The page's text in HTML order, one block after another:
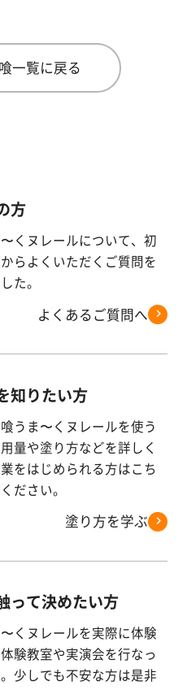
一覧に戻る
方
くヌレールについて、初
らよくいただくご質問を
た。
よくあるご質問へ
知りたい方
うま〜くヌレールを使う
量や塗り方などを詳しく
をはじめられる方はこち
ださい。
塗り方を学ぶ
って決めたい方
くヌレールを実際に体験
験教室や実演会を行なっ
少しでも不安な方は是非